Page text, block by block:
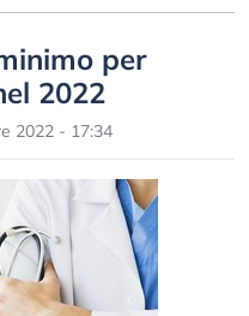
per
2022
2022 - 17:34